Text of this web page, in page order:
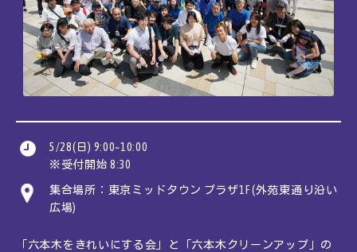
JA EN
CN
KR
5/28(日) 9:00~10:00
※受付開始 8:30
集合場所：東京ミッドタウン プラザ1F (外苑東通り沿い
広場)
「六本木をきれいにする会」と「六本木クリーンアップ」の